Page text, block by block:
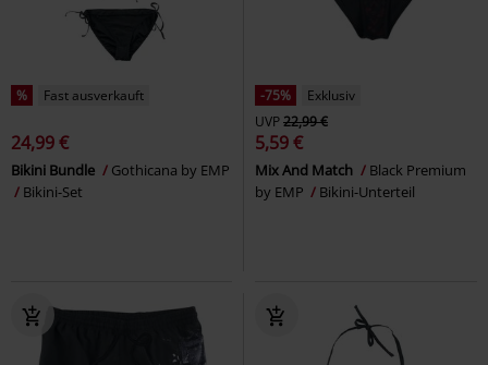
% Fast ausverkauft
24,99 €
Bikini Bundle
Gothicana by EMP
Bikini-Set
-75%
Exklusiv
UVP22,99 €
5,59 €
Mix And Match
Black Premium
by EMP
Bikini-Unterteil